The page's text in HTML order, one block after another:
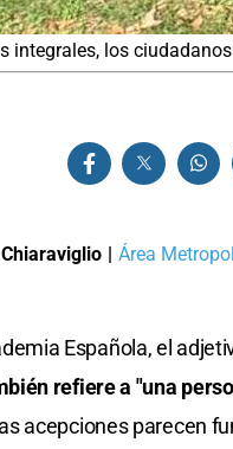
integrales, los
| Área
Española, el
refiere a "una
acepciones parecen